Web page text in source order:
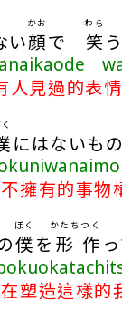
い顔
かお
で 笑
わら
う
人見過的表
にはないも
擁有的事物
僕
ぼく
を 形
かたち
作
つく
塑造這樣的